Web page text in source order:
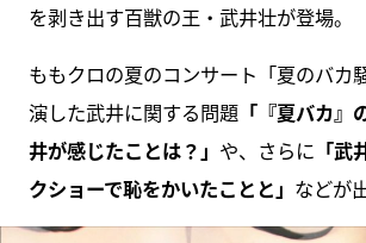
を剥き出す百獣の王・武井壮が登場。
ももクロの夏のコンサート「夏のバカ
演した武井に関する問題「『夏バカ』
井が感じたことは？」 や、さらに 「
クショーで恥をかいたことと」 などが